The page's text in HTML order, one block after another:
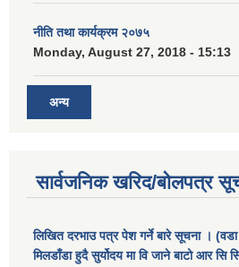
नीति तथा कार्यक्रम २०७५
Monday, August 27, 2018 - 15:13
अन्य
सार्वजनिक खरिद/बोलपत्र
लिखित दरभाउ पत्र पेश गर्ने बारे सूचना ।
मिलडाँडा हुदै सुर्योदय मा वि जाने बाटो आर सि